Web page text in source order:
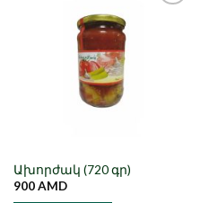
Նշել որպես
նախընտրած
Ախորժակ (720 գր)
900AMD